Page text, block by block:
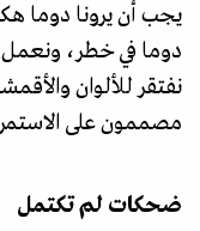
يجب أن يرونا دوما
دوما في خطر،
نفتقر للألوان
مصممون على
ضحكات لم تكتمل